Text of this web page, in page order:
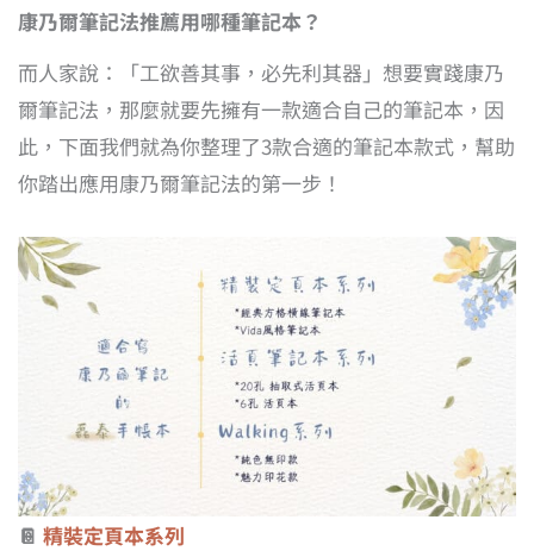
康乃爾筆記法推薦用哪種筆記本？
而人家說：「工欲善其事，必先利其器」想要實踐康乃
爾筆記法，那麼就要先擁有一款適合自己的筆記本，因
此，下面我們就為你整理了3款合適的筆記本款式，幫助
你踏出應用康乃爾筆記法的第一步！
📔 精裝定頁本系列